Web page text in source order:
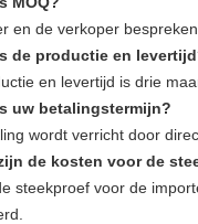
en de verkoper bespreken
de productie en
en levertijd is drie
uw betalingstermijn?
wordt verricht door
de kosten voor de
steekproef voor de